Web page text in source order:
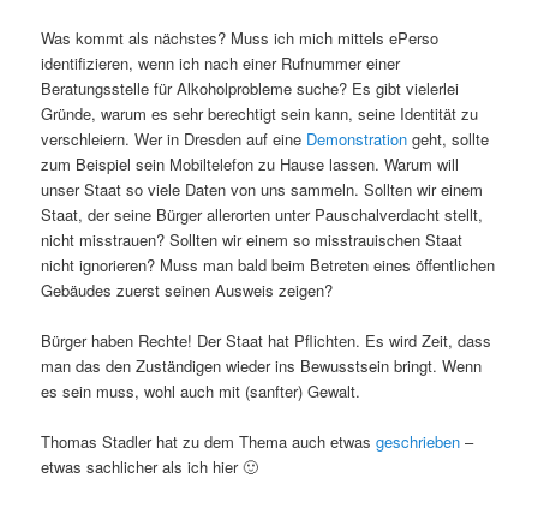
Was kommt als nächstes? Muss ich mich mittels ePerso
identifizieren, wenn ich nach einer Rufnummer einer
Beratungsstelle für Alkoholprobleme suche? Es gibt vielerlei
Gründe, warum es sehr berechtigt sein kann, seine Identität zu
verschleiern. Wer in Dresden auf eine Demonstration geht, sollte
zum Beispiel sein Mobiltelefon zu Hause lassen. Warum will
unser Staat so viele Daten von uns sammeln. Sollten wir einem
Staat, der seine Bürger allerorten unter Pauschalverdacht stellt,
nicht misstrauen? Sollten wir einem so misstrauischen Staat
nicht ignorieren? Muss man bald beim Betreten eines öffentlichen
Gebäudes zuerst seinen Ausweis zeigen?
Bürger haben Rechte! Der Staat hat Pflichten. Es wird Zeit, dass
man das den Zuständigen wieder ins Bewusstsein bringt. Wenn
es sein muss, wohl auch mit (sanfter) Gewalt.
Thomas Stadler hat zu dem Thema auch etwasgeschrieben –
etwas sachlicher als ich hier 🙂